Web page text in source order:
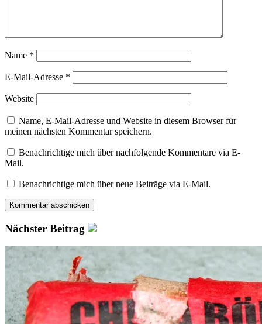
Name *
E-Mail-Adresse *
Website
Name, E-Mail-Adresse und Website in diesem Browser für
meinen nächsten Kommentar speichern.
Benachrichtige mich über nachfolgende Kommentare via E-
Mail.
Benachrichtige mich über neue Beiträge via E-Mail.
Nächster Beitrag